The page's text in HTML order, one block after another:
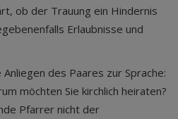
ob der Trauung ein Hindernis
Erlaubnisse und
des Paares zur Sprache:
möchten Sie kirchlich heiraten?
Pfarrer nicht der